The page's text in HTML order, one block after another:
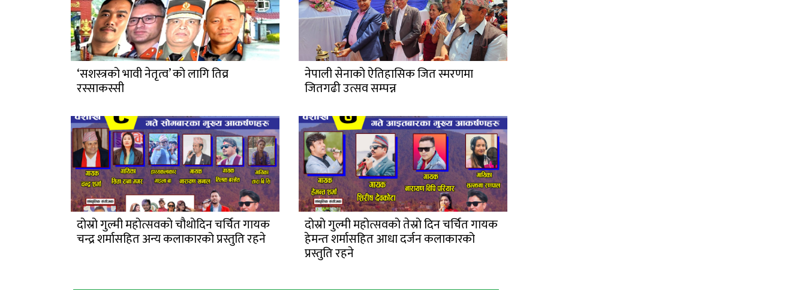
‘सशस्त्रको भावी नेतृत्व’ को लागि तिव्र
रस्साकस्सी
नेपाली सेनाको ऐतिहासिक जित स्मरणमा
जितगढी उत्सव सम्पन्न
दोस्रो गुल्मी महोत्सवको चौथोदिन चर्चित गायक
चन्द्र शर्मासहित अन्य कलाकारको प्रस्तुति रहने
दोस्रो गुल्मी महोत्सवको तेस्रो दिन चर्चित गायक
हेमन्त शर्मासहित आधा दर्जन कलाकारको
प्रस्तुति रहने